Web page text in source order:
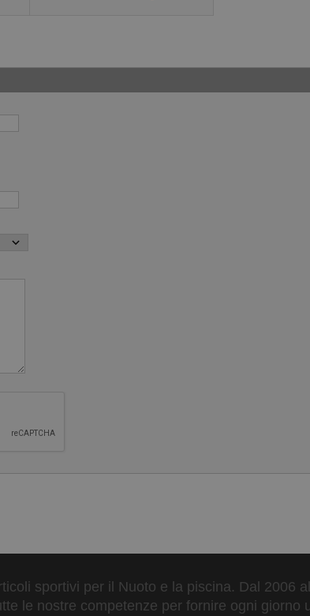
sportivi per il Nuoto e la piscina. Dal 2006
le nostre competenze per fornire ogni